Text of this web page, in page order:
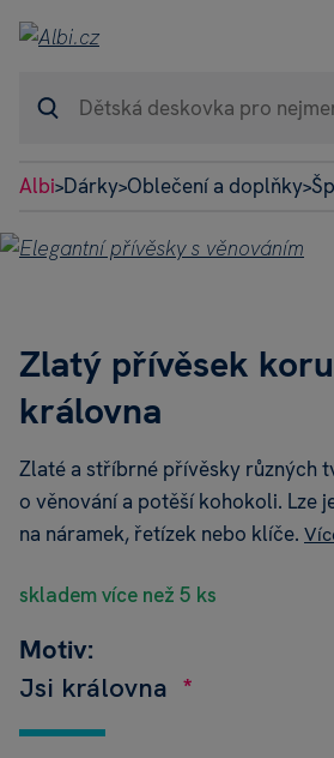
Albi>Dárky>Oblečení a doplňky>
Zlatý přívěsek
královna
Zlaté a stříbrné přívěsky různých
o věnování a potěší kohokoli. Lze
na náramek, řetízek nebo klíče.
skladem více než 5 ks
Motiv:
Jsi královna